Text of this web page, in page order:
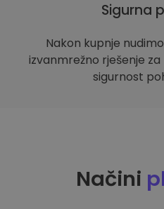
Sigurna
Nakon kupnje
izvanmrežno rješenje
sigurnost
Načini